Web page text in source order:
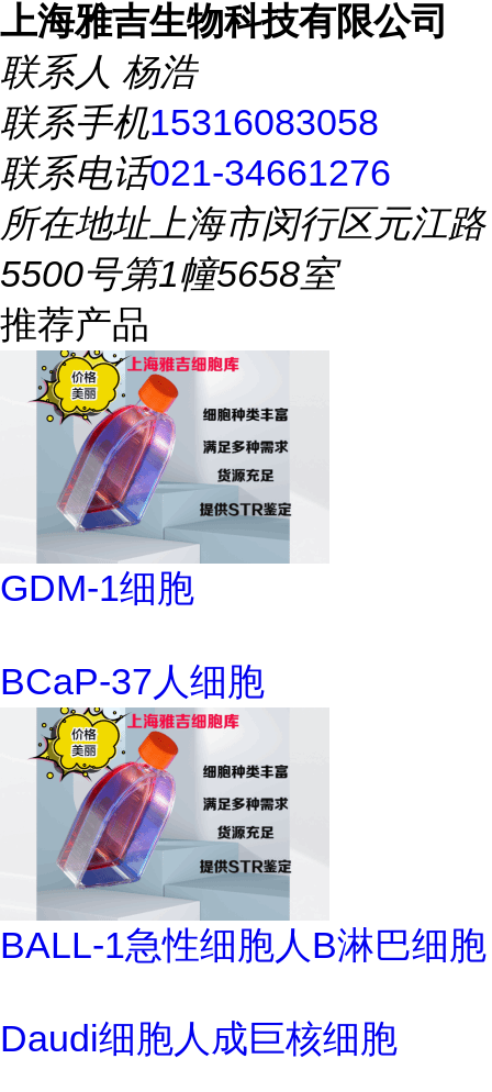
上海雅吉生物科技有限公司
联系人 杨浩
联系手机15316083058
联系电话021-34661276
所在地址上海市闵行区元江路
5500号第1幢5658室
推荐产品
GDM-1细胞
BCaP-37人细胞
BALL-1急性细胞人B淋巴细胞
Daudi细胞人成巨核细胞